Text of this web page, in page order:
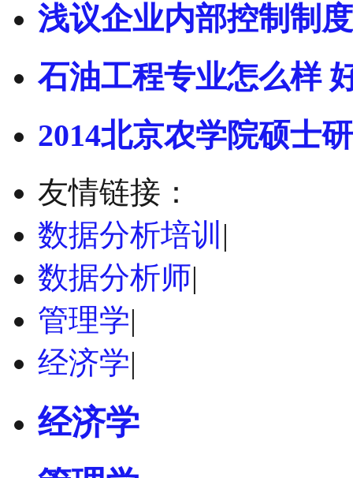
浅议企业内部控制制
石油工程专业怎么样
2014北京农学院硕士研
友情链接：
数据分析培训 |
数据分析师|
管理学|
经济学|
经济学